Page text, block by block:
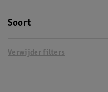
Soort
Verwijder filters